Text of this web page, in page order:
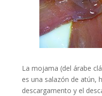
La mojama (del árabe
es una salazón de atún,
descargamento y el